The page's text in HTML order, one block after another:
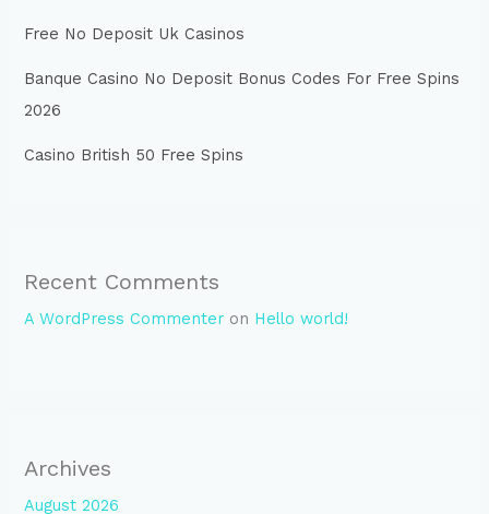
Free No Deposit Uk Casinos
Banque Casino No Deposit Bonus Codes For Free Spins
2026
Casino British 50 Free Spins
Recent Comments
A WordPress Commenter on Hello world!
Archives
August 2026